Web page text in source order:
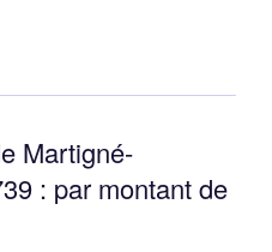
Martigné-
: par montant de